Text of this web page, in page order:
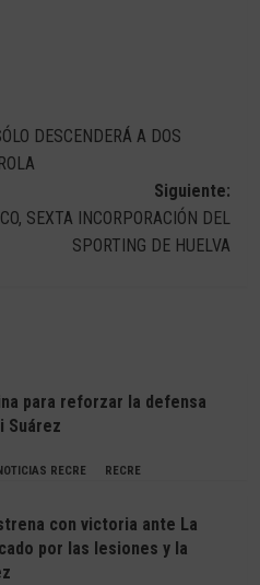
DESCENDERÁ A DOS
Siguiente:
SEXTA INCORPORACIÓN DEL
SPORTING DE HUELVA
para reforzar la defensa
Suárez
RECRE RECRE
con victoria ante La
por las lesiones y la